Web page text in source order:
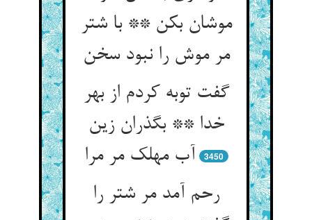
موشان بکن ** با شتر
مر موش را نبود سخن‏
گفت توبه کردم از بهر
خدا ** بگذران زین
آب مهلک مر مرا
3450
رحم آمد مر شتر را